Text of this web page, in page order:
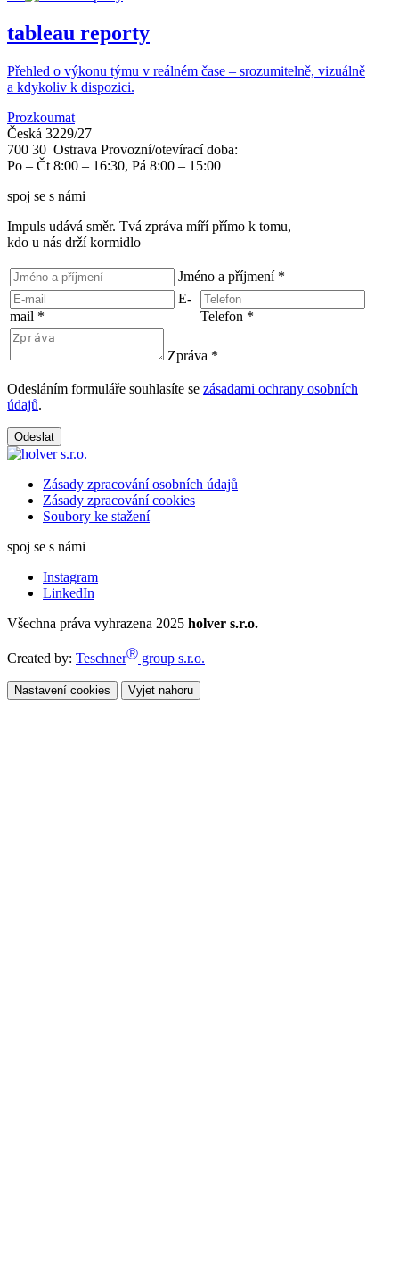
tableau reporty
Přehled o výkonu týmu v reálném čase – srozumitelně, vizuálně
a kdykoliv k dispozici.
Prozkoumat
Česká 3229/27
700 30 Ostrava Provozní/otevírací doba:
Po – Čt 8:00 – 16:30, Pá 8:00 – 15:00
spoj se s námi
Impuls udává směr. Tvá zpráva míří přímo k tomu,
kdo u nás drží kormidlo
Jméno a příjmení *
E-
mail * Telefon *
Zpráva *
Odesláním formuláře souhlasíte se zásadami ochrany osobních
údajů.
Odeslat
Zásady zpracování osobních údajů
Zásady zpracování cookies
Soubory ke stažení
spoj se s námi
Instagram
LinkedIn
Všechna práva vyhrazena 2025 holver s.r.o.
Created by: TeschnerⓇ group s.r.o.
Nastavení cookies Vyjet nahoru